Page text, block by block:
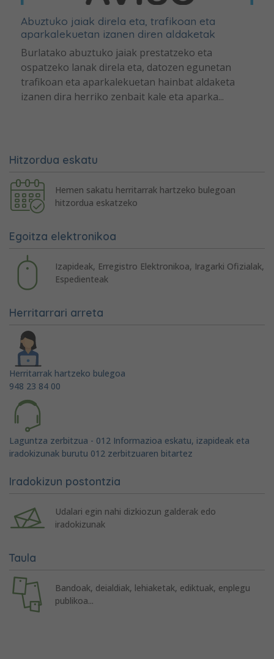
Abuztuko jaiak direla eta, trafikoan eta
aparkalekuetan izanen diren aldaketak
Burlatako abuztuko jaiak prestatzeko eta
ospatzeko lanak direla eta, datozen egunetan
trafikoan eta aparkalekuetan hainbat aldaketa
izanen dira herriko zenbait kale eta aparka...
Hitzordua eskatu
Hemen sakatu herritarrak hartzeko bulegoan
hitzordua eskatzeko
Egoitza elektronikoa
Izapideak, Erregistro Elektronikoa, Iragarki Ofizialak,
Espedienteak
Herritarrari arreta
Herritarrak hartzeko bulegoa
948 23 84 00
Laguntza zerbitzua - 012 Informazioa eskatu, izapideak eta
iradokizunak burutu 012 zerbitzuaren bitartez
Iradokizun postontzia
Udalari egin nahi dizkiozun galderak edo
iradokizunak
Taula
Bandoak, deialdiak, lehiaketak, ediktuak, enplegu
publikoa...